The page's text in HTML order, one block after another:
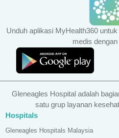
Unduh aplikasi MyHealth360
medis
Gleneagles Hospital adalah
satu grup layanan
Hospitals
Gleneagles Hospitals Malaysia